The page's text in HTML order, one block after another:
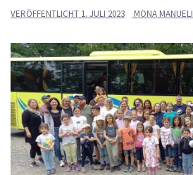
VERÖFFENTLICHT 1. JULI 2023 MONA MANUELI